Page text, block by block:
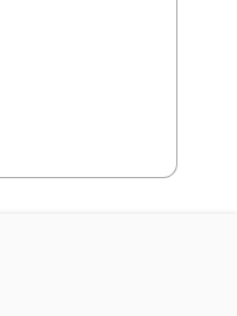
Vorfiltermassen
Schluss, bevor
eintritt,
zur Feinfilterung
noch einmal
dem